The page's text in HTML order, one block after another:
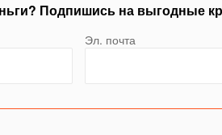
Подпишись на выгодные
Эл. почта